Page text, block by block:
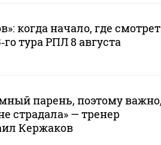
когда начало, где
тура РПЛ 8 августа
парень, поэтому важно,
страдала» — тренер
Кержаков